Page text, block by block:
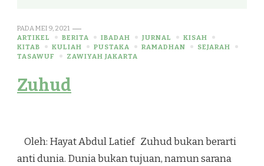
PADAMEI 9, 2021
ARTIKEL
BERITA IBADAH JURNAL
KISAH
KITAB
KULIAH PUSTAKA RAMADHAN
SEJARAH
TASAWUF
ZAWIYAH JAKARTA
Zuhud
Oleh: Hayat Abdul Latief Zuhud bukan berarti
anti dunia. Dunia bukan tujuan, namun sarana